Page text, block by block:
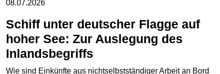
08.07.2026
Schiff unter deutscher Flagge auf
hoher See: Zur Auslegung des
Inlandsbegriffs
Wie sind Einkünfte aus nichtselbstständiger Arbeit an Bord